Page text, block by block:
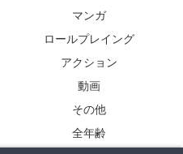
マンガ
ロールプレイング
アクション
動画
その他
全年齢